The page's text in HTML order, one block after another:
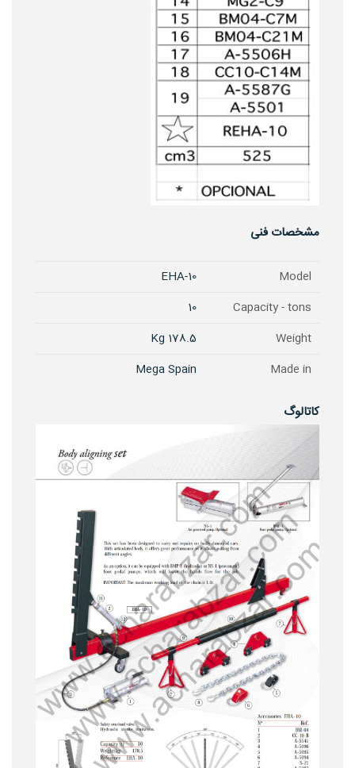
مشخصات فنی
Model
EHA-10
Capacity - tons
10
Weight
178.5 Kg
Made in
Mega Spain
کاتالوگ